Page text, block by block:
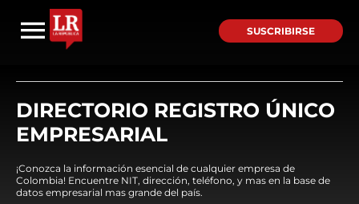
SUSCRIBIRSE
DIRECTORIO REGISTRO ÚNICO
EMPRESARIAL
¡Conozca la información esencial de cualquier empresa de
Colombia! Encuentre NIT, dirección, teléfono, y mas en la base de
datos empresarial mas grande del país.